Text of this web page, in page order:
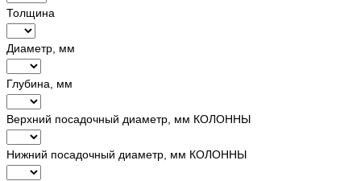
Толщина
Диаметр, мм
Глубина, мм
Верхний посадочный диаметр, мм КОЛОННЫ
Нижний посадочный диаметр, мм КОЛОННЫ